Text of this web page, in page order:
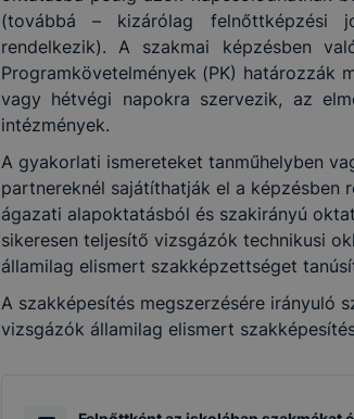
(továbbá – kizárólag felnőttképzési
rendelkezik). A szakmai képzésben
Programkövetelmények (PK) határozzák
vagy hétvégi napokra szervezik, az
intézmények.
A gyakorlati ismereteket tanműhelyben
partnereknél sajátíthatják el a képzésben
ágazati alapoktatásból és szakirányú
sikeresen teljesítő vizsgázók technikusi
államilag elismert szakképzettséget
A szakképesítés megszerzésére irányuló
vizsgázók államilag elismert